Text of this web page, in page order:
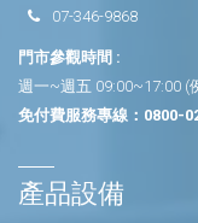
07-346-9868
門市參觀時間 :
週一~週五 09:00~17:00 (
免付費服務專線： 0800-
產品設備